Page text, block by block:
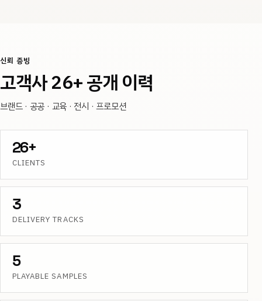
신뢰 증빙
고객사 26+ 공개 이력
브랜드 · 공공 · 교육 · 전시 · 프로모션
26+
CLIENTS
3
DELIVERY TRACKS
5
PLAYABLE SAMPLES